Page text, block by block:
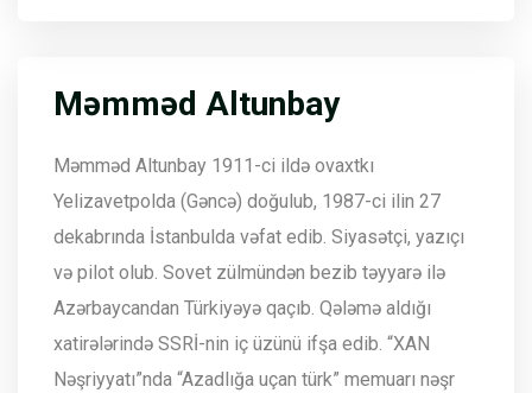
Məmməd Altunbay
Məmməd Altunbay 1911-ci ildə ovaxtkı
Yelizavetpolda (Gəncə) doğulub, 1987-ci ilin 27
dekabrında İstanbulda vəfat edib. Siyasətçi, yazıçı
və pilot olub. Sovet zülmündən bezib təyyarə ilə
Azərbaycandan Türkiyəyə qaçıb. Qələmə aldığı
xatirələrində SSRİ-nin iç üzünü ifşa edib. “XAN
Nəşriyyatı”nda “Azadlığa uçan türk” memuarı nəşr